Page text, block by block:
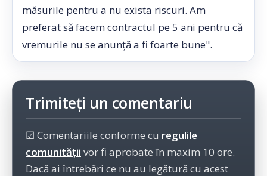
măsurile pentru a nu exista riscuri. Am
preferat să facem contractul pe 5 ani pentru că
vremurile nu se anunţă a fi foarte bune".
Trimiteți un comentariu
☑ Comentariile conforme cu regulile
comunității vor fi aprobate în maxim 10 ore.
Dacă ai întrebări ce nu au legătură cu acest